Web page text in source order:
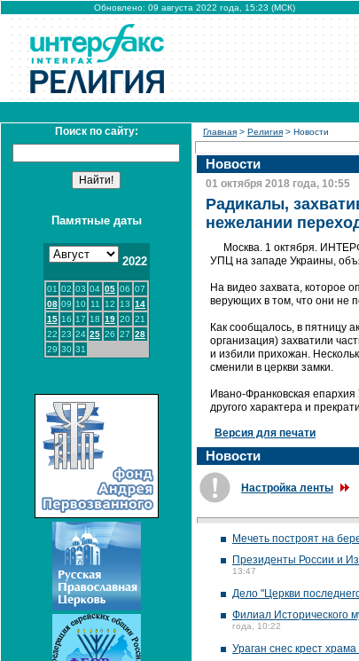
Обновлено: 09 августа 2022 года, 15:23 (МСК)
Поиск по сайту:
Памятные даты
2022
01 02 03 04 05 06 07
08 09 10 11 12 13 14
15 16 17 18 19 20 21
22 23 24 25 26 27 28
29 30 31
Главная > Религия > Новости
Новости
01 октября 2018 года, 10:55
Радикалы,
нежелании
Москва. 1 октября.
УПЦ на западе Украины,
На видео захвата, которое
верующих в том, что они не
Как сообщалось, в пятницу
организация) захватили
и избили прихожан.
сменили в церкви замки.
Ивано-Франковская
другого характера и
Версия для печати
Новости
Настройка ленты
Мечеть построят на
Президенты России и
13:47
Дело "Церкви
Филиал Исторического
года, 10:22
Ураган снес крест